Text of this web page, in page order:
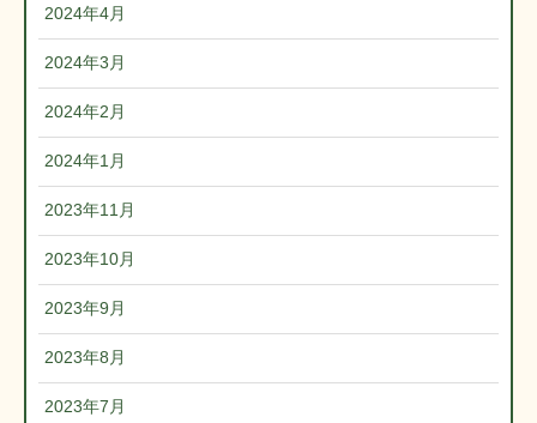
2024年4月
2024年3月
2024年2月
2024年1月
2023年11月
2023年10月
2023年9月
2023年8月
2023年7月